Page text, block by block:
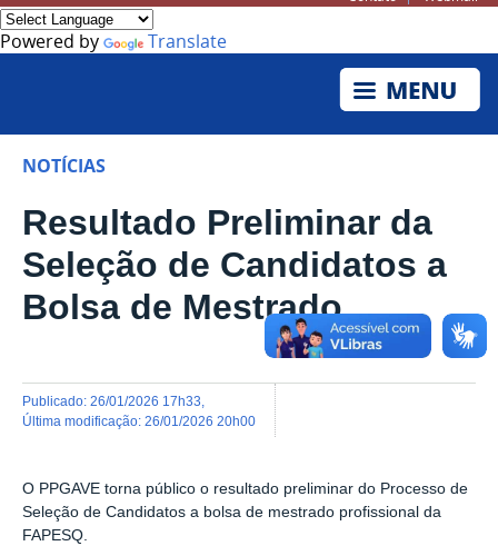
Powered by Translate
NOTÍCIAS
Resultado Preliminar da
Seleção de Candidatos a
Bolsa de Mestrado
publicado: 26/01/2026 17h33
última modificação: 26/01/2026 20h00
O PPGAVE torna público o resultado preliminar do Processo de
Seleção de Candidatos a bolsa de mestrado profissional da
FAPESQ.